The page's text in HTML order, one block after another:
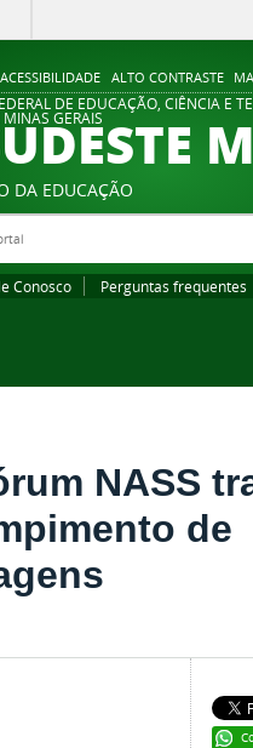
ACESSIBILIDADE ALTO CONTRASTE
DE EDUCAÇÃO, CIÊNCIA E
GERAIS
DA EDUCAÇÃO
Conosco Perguntas frequentes
NASS
de